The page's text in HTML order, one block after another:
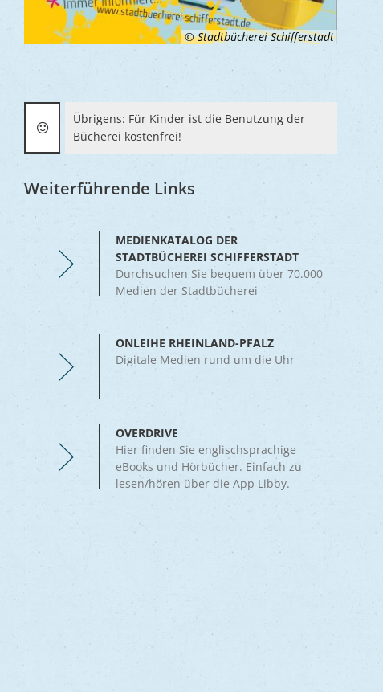
© Stadtbücherei Schifferstadt
Übrigens: Für Kinder ist die Benutzung der
Bücherei kostenfrei!
Weiterführende Links
MEDIENKATALOG DER
STADTBÜCHEREI SCHIFFERSTADT
Durchsuchen Sie bequem über 70.000
Medien der Stadtbücherei
ONLEIHE RHEINLAND-PFALZ
Digitale Medien rund um die Uhr
OVERDRIVE
Hier finden Sie englischsprachige
eBooks und Hörbücher. Einfach zu
lesen/hören über die App Libby.